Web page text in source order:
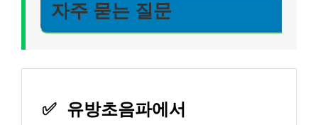
자주 묻는 질문
✅ 유방초음파에서